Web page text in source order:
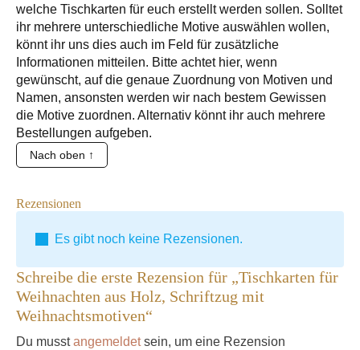
welche Tischkarten für euch erstellt werden sollen. Solltet
ihr mehrere unterschiedliche Motive auswählen wollen,
könnt ihr uns dies auch im Feld für zusätzliche
Informationen mitteilen. Bitte achtet hier, wenn
gewünscht, auf die genaue Zuordnung von Motiven und
Namen, ansonsten werden wir nach bestem Gewissen
die Motive zuordnen. Alternativ könnt ihr auch mehrere
Bestellungen aufgeben.
Nach oben ↑
Rezensionen
Es gibt noch keine Rezensionen.
Schreibe die erste Rezension für „Tischkarten für
Weihnachten aus Holz, Schriftzug mit
Weihnachtsmotiven“
Du musstangemeldetsein, um eine Rezension